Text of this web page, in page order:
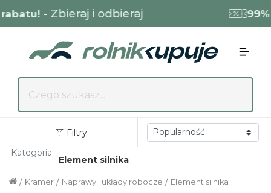
- Zbieraj i odbieraj 99%
Filtry
Kategoria:
Element silnika
Element silnika
/
Naprawy i układy robocze
/
Kramer
/